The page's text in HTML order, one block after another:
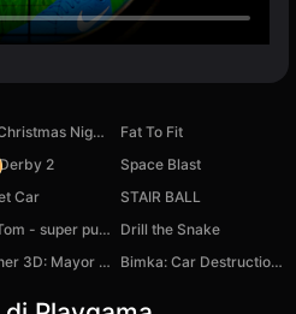
Granny Christmas Nightmare
Fat To Fit
2
Space Blast
Car
STAIR BALL
Talking Tom - super puzzle
Drill the Snake
Mine Miner 3D: Mayor of Dream Island Bimka: Car Destruction and Accident Simulator